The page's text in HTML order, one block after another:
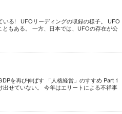
る! UFOリーディングの収録の様子。 UFO
もある。 一方、日本では、UFOの存在が公
を再び伸ばす 「人格経営」のすすめ Part 1
せていない。 今年はエリートによる不祥事